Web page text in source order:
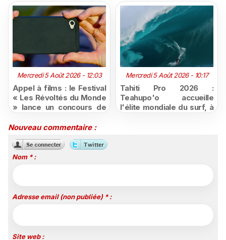
Mercredi 5 Août 2026 - 12:03
Appel à films : le Festival
« Les Révoltés du Monde
» lance un concours de
jeunes ultramarins
Mercredi 5 Août 2026 - 10:17
Tahiti Pro 2026 :
Teahupo'o accueille
l'élite mondiale du surf, à
Nouveau commentaire :
Nom * :
Adresse email (non publiée) * :
Site web :